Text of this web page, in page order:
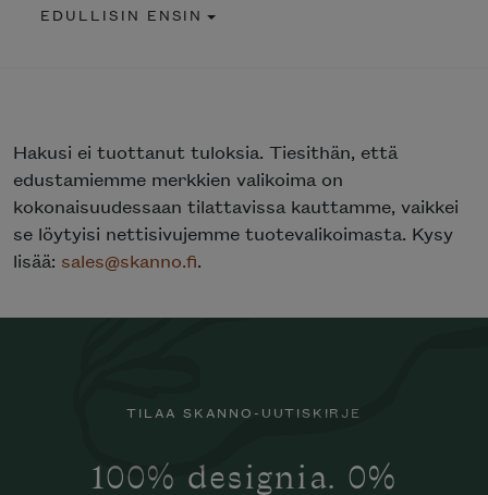
EDULLISIN ENSIN
Hakusi ei tuottanut tuloksia. Tiesithän, että
edustamiemme merkkien valikoima on
kokonaisuudessaan tilattavissa kauttamme, vaikkei
se löytyisi nettisivujemme tuotevalikoimasta. Kysy
lisää: sales@skanno.fi.
TILAA SKANNO-UUTISKIRJE
100% designia. 0%